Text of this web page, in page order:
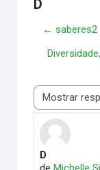
D
← saberes2
Mostrar modo
D
Número de